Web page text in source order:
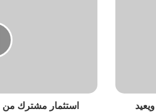
استثمار مشترك من